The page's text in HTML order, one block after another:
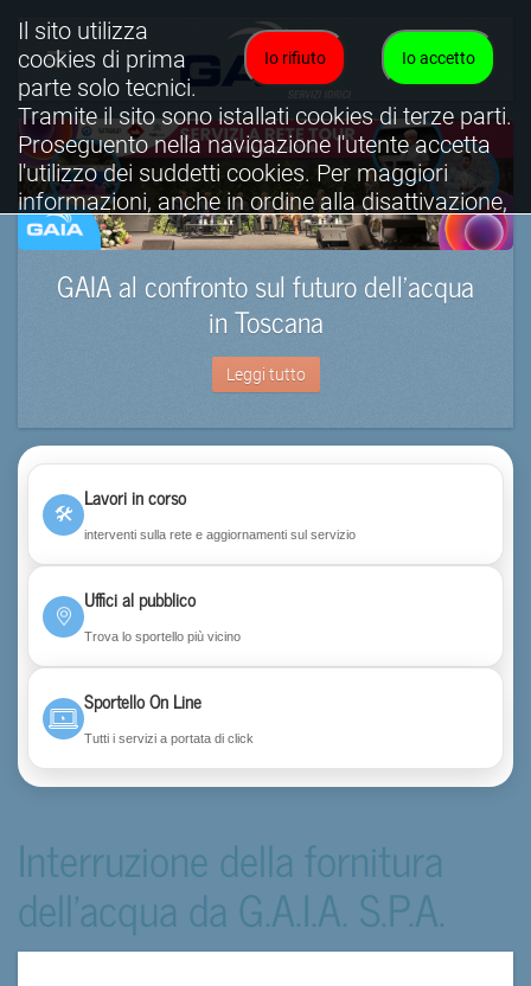
GAIA al confronto sul futuro dell’acqua
in Toscana
Leggi tutto
🛠
Lavori in corso
interventi sulla rete e aggiornamenti sul servizio
Uffici al pubblico
Trova lo sportello più vicino
Sportello On Line
Tutti i servizi a portata di click
Interruzione della fornitura
dell'acqua da G.A.I.A. S.P.A.
Io accetto
Io rifiuto
Il sito utilizza
cookies di prima
parte solo tecnici.
Tramite il sito sono istallati cookies di terze parti.
Proseguento nella navigazione l'utente accetta
l'utilizzo dei suddetti cookies. Per maggiori
informazioni, anche in ordine alla disattivazione,
è possibile consultare l'informativa cookies
completa.
Visualizza informativa completa.